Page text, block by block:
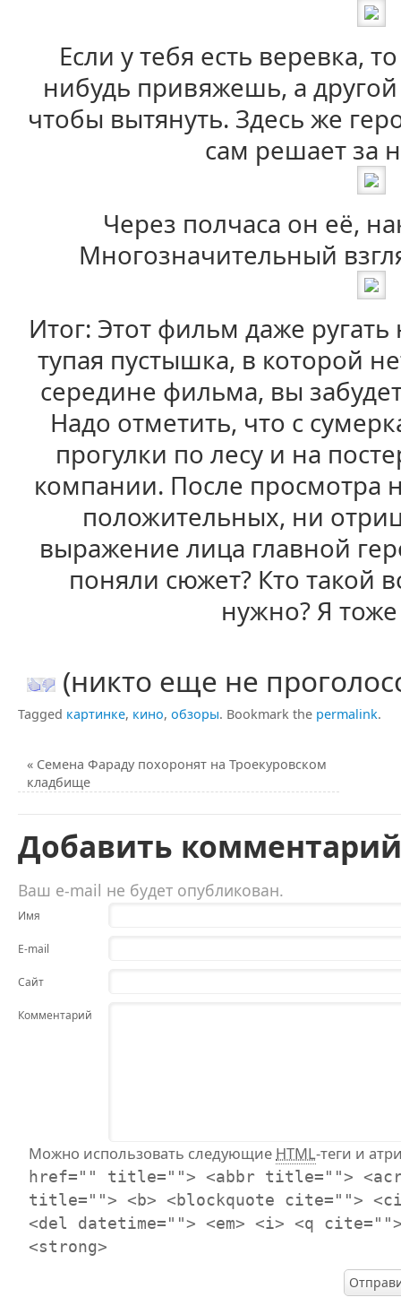
Если у тебя есть веревка,
нибудь привяжешь, а
чтобы вытянуть. Здесь же
сам решает за
Через полчаса он её,
Многозначительный
Итог: Этот фильм даже
тупая пустышка, в которой
середине фильма, вы
Надо отметить, что с
прогулки по лесу и на
компании. После просмотра
положительных, ни
выражение лица главной
поняли сюжет? Кто такой
нужно? Я
(никто еще не
Tagged картинке, кино, обзоры. Bookmark the permalink.
« Семена Фараду похоронят на Троекуровском
кладбище
Добавить комментарий
Ваш e-mail не будет опубликован.
Имя
E-mail
Сайт
Комментарий
Можно использовать следующие HTML-теги и
href="" title=""> <abbr title="">
title=""> <b> <blockquote cite="">
<del datetime=""> <em> <i> <q
<strong>